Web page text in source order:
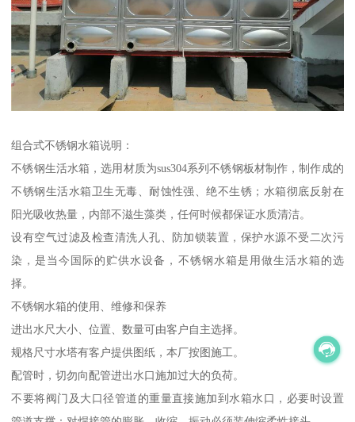
组合式不锈钢水箱说明：
不锈钢生活水箱，选用材质为sus304系列不锈钢板材制作，制作成的
不锈钢生活水箱卫生无毒、耐蚀性强、绝不生锈；水箱彻底反射在
阳光吸收热量，内部不滋生藻类，任何时候都保证水质清洁。
设有空气过滤及检查清洗人孔、防加锁装置，保护水源不受二次污
染，是当今国际的贮供水设备，不锈钢水箱是用做生活水箱的选
择。
不锈钢水箱的使用、维修和保养
进出水尺大小、位置、数量可由客户自主选择。
规格尺寸水塔有客户提供图纸，本厂按图施工。
配管时，切勿向配管进出水口施加过大的负荷。
不要将阀门及大口径管道的重量直接施加到水箱水口，必要时设置